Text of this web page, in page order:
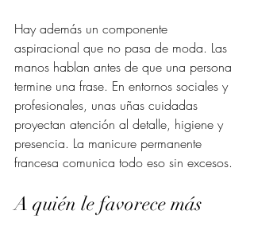
Hay además un componente
aspiracional que no pasa de moda. Las
manos hablan antes de que una persona
termine una frase. En entornos sociales y
profesionales, unas uñas cuidadas
proyectan atención al detalle, higiene y
presencia. La manicure permanente
francesa comunica todo eso sin excesos.
A quién le favorece más